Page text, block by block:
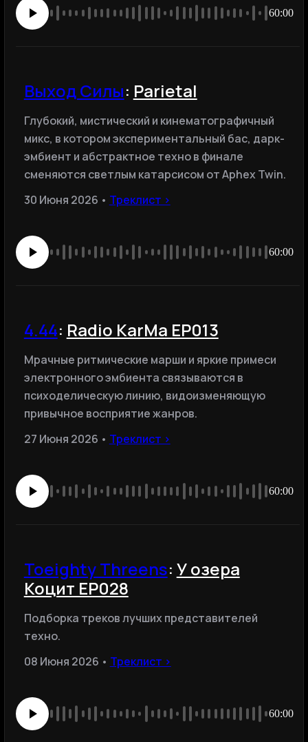
60:00
Выход Силы: Parietal
Глубокий, мистический и кинематографичный
микс, в котором экспериментальный бас, дарк-
эмбиент и абстрактное техно в финале
сменяются светлым катарсисом от Aphex Twin.
30 Июня 2026 • Треклист ›
60:00
4.44: Radio KarMa EP013
Мрачные ритмические марши и яркие примеси
электронного эмбиента связываются в
психоделическую линию, видоизменяющую
привычное восприятие жанров.
27 Июня 2026 • Треклист ›
60:00
Toeighty Threens: У озера
Коцит EP028
Подборка треков лучших представителей
техно.
08 Июня 2026 • Треклист ›
60:00